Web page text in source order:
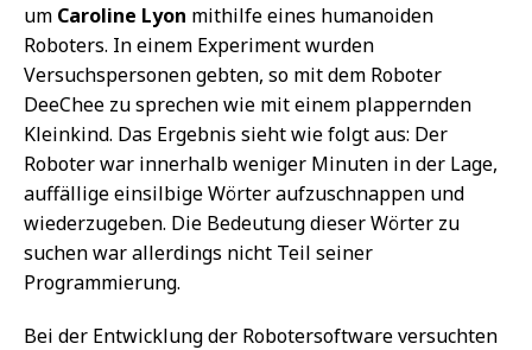
um Caroline Lyon mithilfe eines humanoiden
Roboters. In einem Experiment wurden
Versuchspersonen gebten, so mit dem Roboter
DeeChee zu sprechen wie mit einem plappernden
Kleinkind. Das Ergebnis sieht wie folgt aus: Der
Roboter war innerhalb weniger Minuten in der Lage,
auffällige einsilbige Wörter aufzuschnappen und
wiederzugeben. Die Bedeutung dieser Wörter zu
suchen war allerdings nicht Teil seiner
Programmierung.
Bei der Entwicklung der Robotersoftware versuchten